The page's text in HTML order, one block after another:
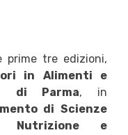
prime tre edizioni,
in Alimenti e
di Parma, in
di Scienze
e